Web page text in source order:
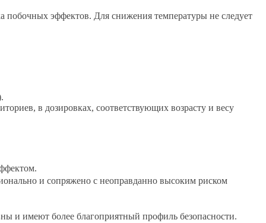
побочных эффектов. Для снижения температуры не следует
в дозировках, соответствующих возрасту и весу
и сопряжено с неоправданно высоким риском
и имеют более благоприятный профиль безопасности.